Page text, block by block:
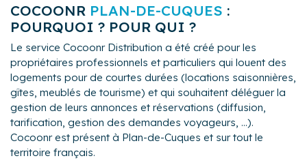
COCOONR PLAN-DE-CUQUES :
POURQUOI ? POUR QUI ?
Le service Cocoonr Distribution a été créé pour les
propriétaires professionnels et particuliers qui louent des
logements pour de courtes durées (locations saisonnières,
gîtes, meublés de tourisme) et qui souhaitent déléguer la
gestion de leurs annonces et réservations (diffusion,
tarification, gestion des demandes voyageurs, ...).
Cocoonr est présent à Plan-de-Cuques et sur tout le
territoire français.